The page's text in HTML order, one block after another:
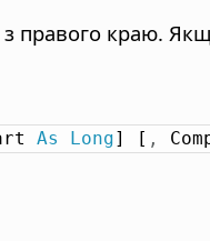
правого краю.
As Long] [ ,